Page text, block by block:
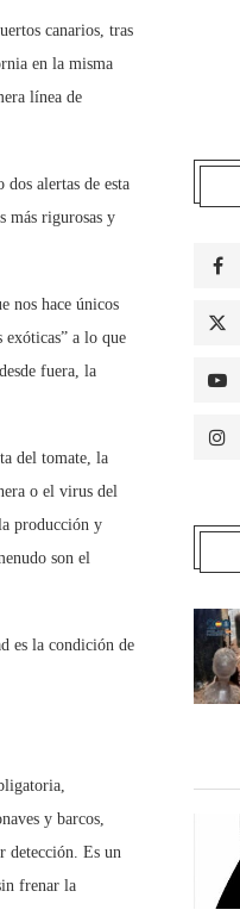
canarios, tras
en la misma
línea de
alertas de esta
más rigurosas y
nos hace únicos
exóticas” a lo que
fuera, la
del tomate, la
o el virus del
producción y
son el
es la condición de
y barcos,
detección. Es un
frenar la